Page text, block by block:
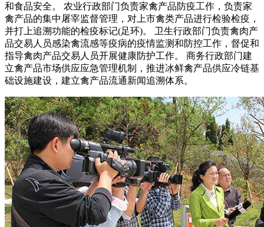
和食品安全。 农业行政部门负责家禽产品防疫工作，负责家
禽产品的集中屠宰监督管理，对上市禽类产品进行检验检疫，
并打上追溯功能的检疫标记(足环)。 卫生行政部门负责禽肉产
品交易人员感染禽流感等疫病的疫情监测和防控工作，督促和
指导禽肉产品交易人员开展健康防护工作。 商务行政部门建
立禽产品市场供应应急管理机制，推进冰鲜禽产品供应冷链基
础设施建设，建立禽产品流通新闻追溯体系。